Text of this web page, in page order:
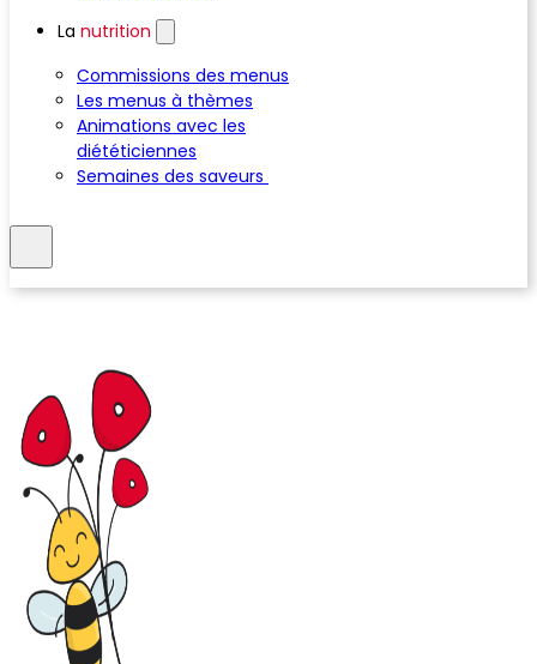
La nutrition
Commissions des menus
Les menus à thèmes
Animations avec les
diététiciennes
Semaines des saveurs